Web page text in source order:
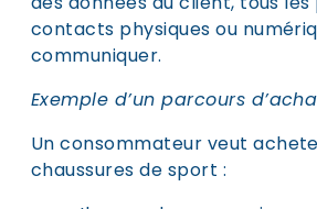
contacts physiques ou
communiquer.
Exemple d’un parcours
Un consommateur veut
chaussures de sport :